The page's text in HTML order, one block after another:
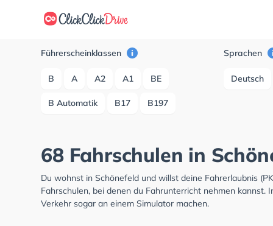
Führerscheinklassen
B A A2 A1 BE
B Automatik B17 B197
Sprachen
Deutsch
68 Fahrschulen in
Du wohnst in Schönefeld und willst deine Fahrerlaubnis
Fahrschulen, bei denen du Fahrunterricht nehmen
Verkehr sogar an einem Simulator machen.